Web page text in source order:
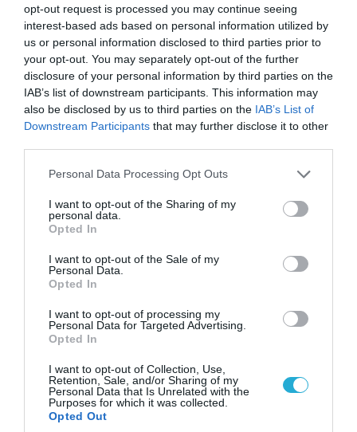
opt-out request is processed you may continue seeing
interest-based ads based on personal information utilized by
us or personal information disclosed to third parties prior to
your opt-out. You may separately opt-out of the further
disclosure of your personal information by third parties on the
IAB’s list of downstream participants. This information may
also be disclosed by us to third parties on the IAB’s List of
Downstream Participants that may further disclose it to other
Please note that this website/app uses one or more Google
not limited to your visit or usage behaviour. You may click to
grant or deny consent to Google and its third-party tags to
use your data for below specified purposes in below Google
consent section.
Personal Data Processing Opt Outs
I want to opt-out of the Sharing of my
personal data.
Opted In
I want to opt-out of the Sale of my
Personal Data.
Opted In
I want to opt-out of processing my
Personal Data for Targeted Advertising.
Opted In
I want to opt-out of Collection, Use,
Retention, Sale, and/or Sharing of my
Personal Data that Is Unrelated with the
Purposes for which it was collected.
Opted Out
08.08.2026 | 09:02
«Η απόλυτη τραγωδία»: Η «αιχμηρή» ανάρτηση
του Αρκά για τα τατουάζ (φωτο)
07.08.2026 | 20:02
Κωνσταντίνο Ζούλα από τον ΣΚΑΪ – Ο λόγος της
απομάκρυνσής του